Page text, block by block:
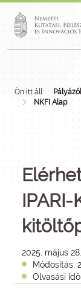
Ön itt áll:
NKFI Alap
2025. május 28.
Módosítás:
Olvasási